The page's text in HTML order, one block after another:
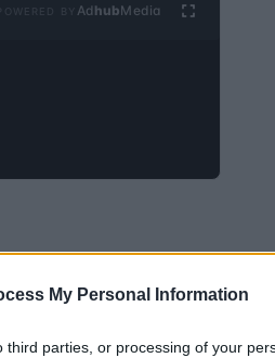
My Personal Information
parties, or processing of your
Ad hubMedia
di un nuovo bond
investimenti (BEI).
e una durata di